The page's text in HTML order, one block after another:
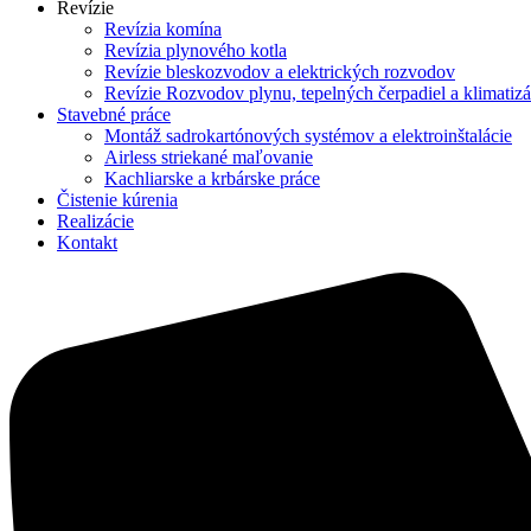
Revízie
Revízia komína
Revízia plynového kotla
Revízie bleskozvodov a elektrických rozvodov
Revízie Rozvodov plynu, tepelných čerpadiel a
Stavebné práce
Montáž sadrokartónových systémov a elektroinštalácie
Airless striekané maľovanie
Kachliarske a krbárske práce
Čistenie kúrenia
Realizácie
Kontakt